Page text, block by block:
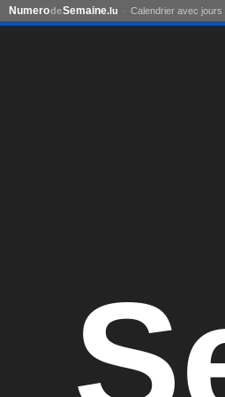
NumerodeSemaine.lu Calendrier avec